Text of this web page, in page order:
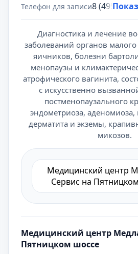
Телефон для записи8 (495)
Диагностика и лечение
заболеваний органов
яичников, болезни
менопаузы и
атрофического вагинита,
с искусственно
постменопаузального
эндометриоза,
дерматита и экземы,
микозов.
Медицинский центр
Сервис на
Медицинский центр
Пятницком шоссе